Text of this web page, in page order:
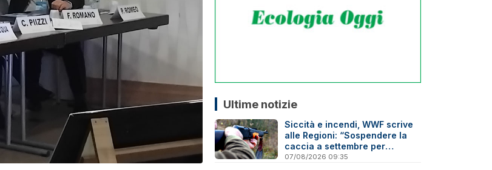
Ultime notizie
Siccità e incendi, WWF scrive
alle Regioni: “Sospendere la
caccia a settembre per
tutelare la fauna”
07/08/2026 09:35